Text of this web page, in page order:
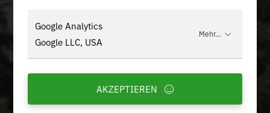
Google Analytics
Google LLC, USA
Mehr...
AKZEPTIEREN